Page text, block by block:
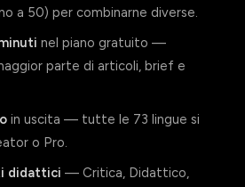
a 50) per combinarne diverse.
nel piano gratuito —
parte di articoli, brief e
in uscita — tutte le 73 lingue si
o Pro.
didattici — Critica, Didattico,